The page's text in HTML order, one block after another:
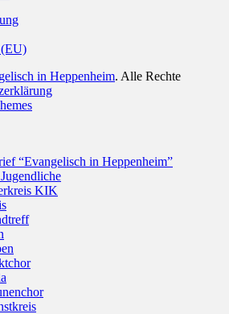
in Heppenheim. Alle Rechte
“Evangelisch in Heppenheim”
KIK